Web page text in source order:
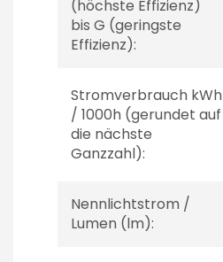
(höchste Effizienz)
bis G (geringste
Effizienz):
Stromverbrauch kWh
/ 1000h (gerundet auf
die nächste
Ganzzahl):
Nennlichtstrom /
Lumen (lm):